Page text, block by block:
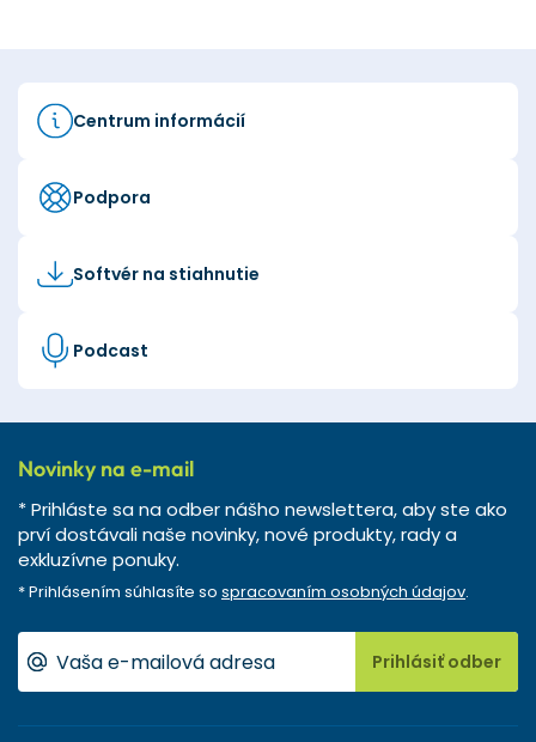
Centrum informácií
Podpora
Softvér na stiahnutie
Podcast
Novinky na e-mail
* Prihláste sa na odber nášho newslettera, aby ste ako
prví dostávali naše novinky, nové produkty, rady a
exkluzívne ponuky.
* Prihlásením súhlasíte so spracovaním osobných údajov.
Prihlásiť odber